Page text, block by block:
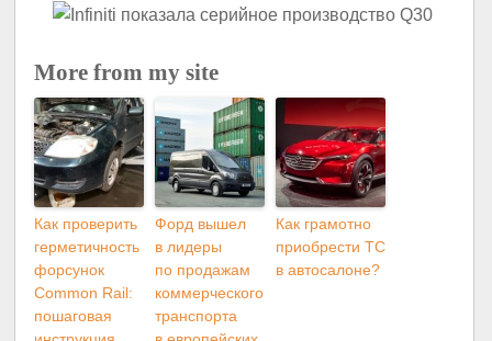
More from my site
Как проверить
герметичность
форсунок
Common Rail:
пошаговая
Форд вышел
в лидеры
по продажам
коммерческого
транспорта
Как грамотно
приобрести ТС
в автосалоне?